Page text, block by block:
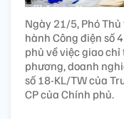
Ngày 21/5, Phó
hành Công điện số
phủ về việc giao
phương, doanh
số 18-KL/TW của
CP của Chính phủ.